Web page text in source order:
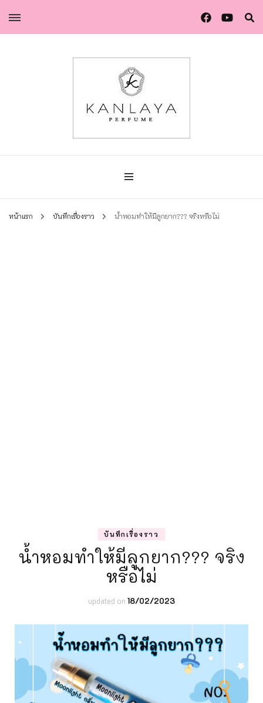
น้ำหอมกัลยา
น้ำหอมกัลยา น้ำหอมแท้แบรนด์ไทย คุณภาพยุโรป
หน้าแรก บันทึกเรื่องราว น้ำหอมทำให้มีลูกยาก??? จริงหรือไม่
บันทึกเรื่องราว
น้ำหอมทำให้มีลูกยาก??? จริง
หรือไม่
updated on 18/02/2023